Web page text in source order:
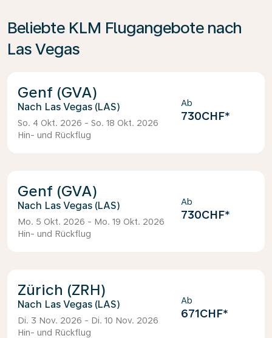
Beliebte KLM Flugangebote nach
Las Vegas
Genf (GVA)
Las Vegas (LAS)
So. 4 Okt. 2026 - So. 18 Okt. 2026
Hin- und Rückflug
Ab
730CHF*
Genf (GVA)
Las Vegas (LAS)
Mo. 5 Okt. 2026 - Mo. 19 Okt. 2026
Hin- und Rückflug
Ab
730CHF*
Zürich (ZRH)
Las Vegas (LAS)
Di. 3 Nov. 2026 - Di. 10 Nov. 2026
Hin- und Rückflug
Ab
671CHF*